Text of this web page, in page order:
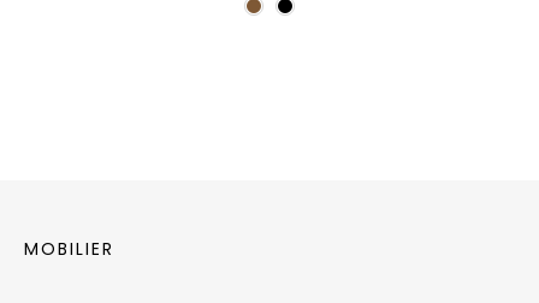
MOBILIER